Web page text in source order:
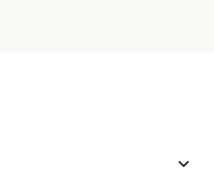
